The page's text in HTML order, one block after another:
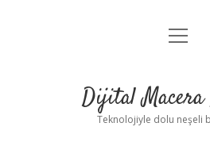
Anasayfa
Yasal Uyarı
menüyü
Dijital Macera
Teknolojiyle dolu neşeli